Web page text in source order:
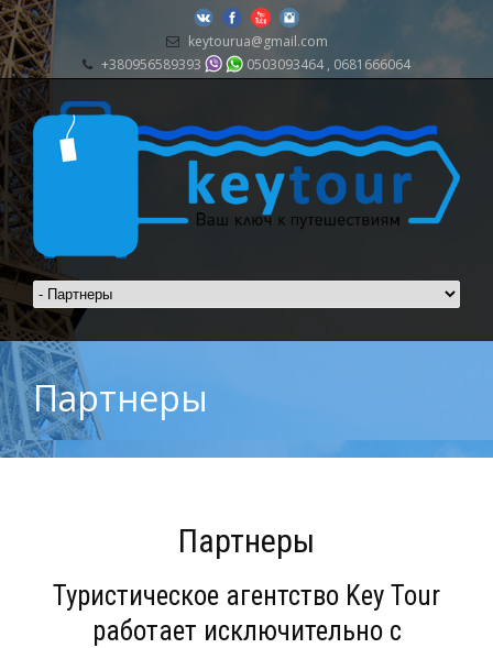
keytourua@gmail.com
+380956589393
0503093464 , 0681666064
Партнеры
Партнеры
Туристическое агентство Key Tour
работает исключительно с